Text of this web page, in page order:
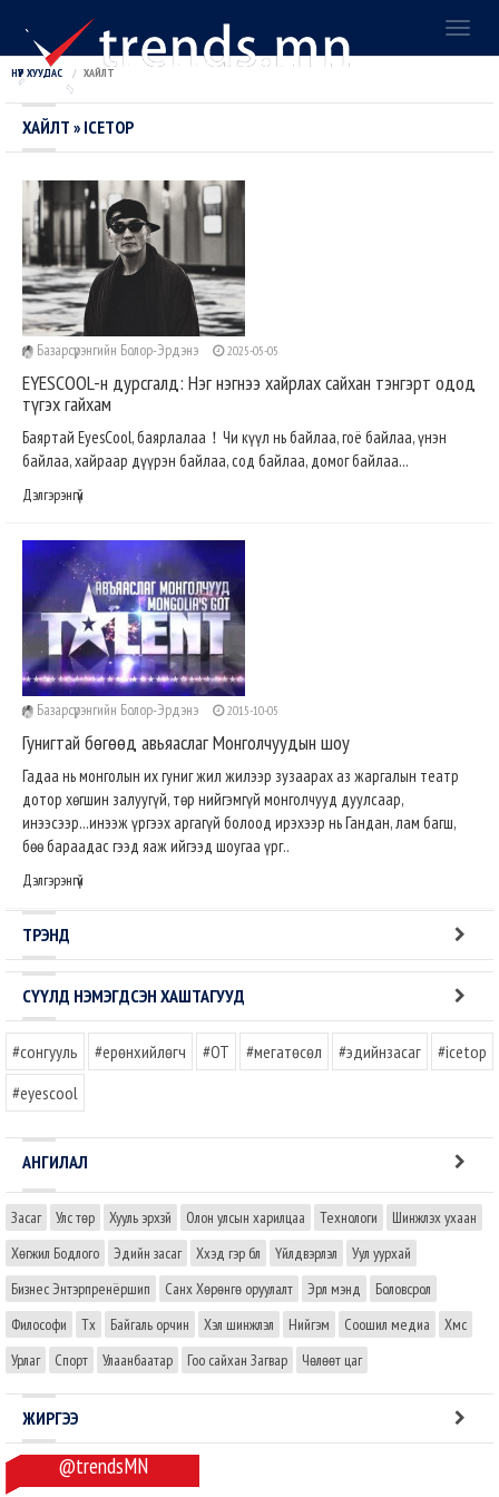
НҮҮР ХУУДАС ХАЙЛТ
ХАЙЛТ » ICETOP
Базарсүрэнгийн Болор-Эрдэнэ 2025-05-05
EYESCOOL-н дурсгалд: Нэг нэгнээ хайрлах сайхан тэнгэрт одод
түгэх гайхам
Баяртай EyesCool, баярлалаа！Чи күүл нь байлаа, гоё байлаа, үнэн
байлаа, хайраар дүүрэн байлаа, сод байлаа, домог байлаа...
Дэлгэрэнгүй
Базарсүрэнгийн Болор-Эрдэнэ 2015-10-05
Гунигтай бөгөөд авьяаслаг Монголчуудын шоу
Гадаа нь монголын их гуниг жил жилээр зузаарах аз жаргалын театр
дотор хөгшин залуугүй, төр нийгэмгүй монголчууд дуулсаар,
инээсээр...инээж үргээх аргагүй болоод ирэхээр нь Гандан, лам багш,
бөө бараадас гээд яаж ийгээд шоугаа үрг..
Дэлгэрэнгүй
ТРЭНД
СҮҮЛД НЭМЭГДСЭН ХАШТАГУУД
#сонгууль #ерөнхийлөгч #OT #мегатөсөл #эдийнзасаг
#icetop
#eyescool
АНГИЛАЛ
Засаг Улс төр Хууль эрхзүй Олон улсын харилцаа Технологи
Шинжлэх ухаан
Хөгжил Бодлого
Эдийн засаг Хүүхэд гэр бүл Үйлдвэрлэл
Уул уурхай
Бизнес Энтэрпренёршип
Санхүү Хөрөнгө оруулалт Эрүүл мэнд
Боловсрол
Философи
Түүх Байгаль орчин Хэл шинжлэл Нийгэм Соошил медиа
Хүмүүс
Урлаг
Спорт Улаанбаатар Гоо сайхан Загвар Чөлөөт цаг
ЖИРГЭЭ
@trendsMN